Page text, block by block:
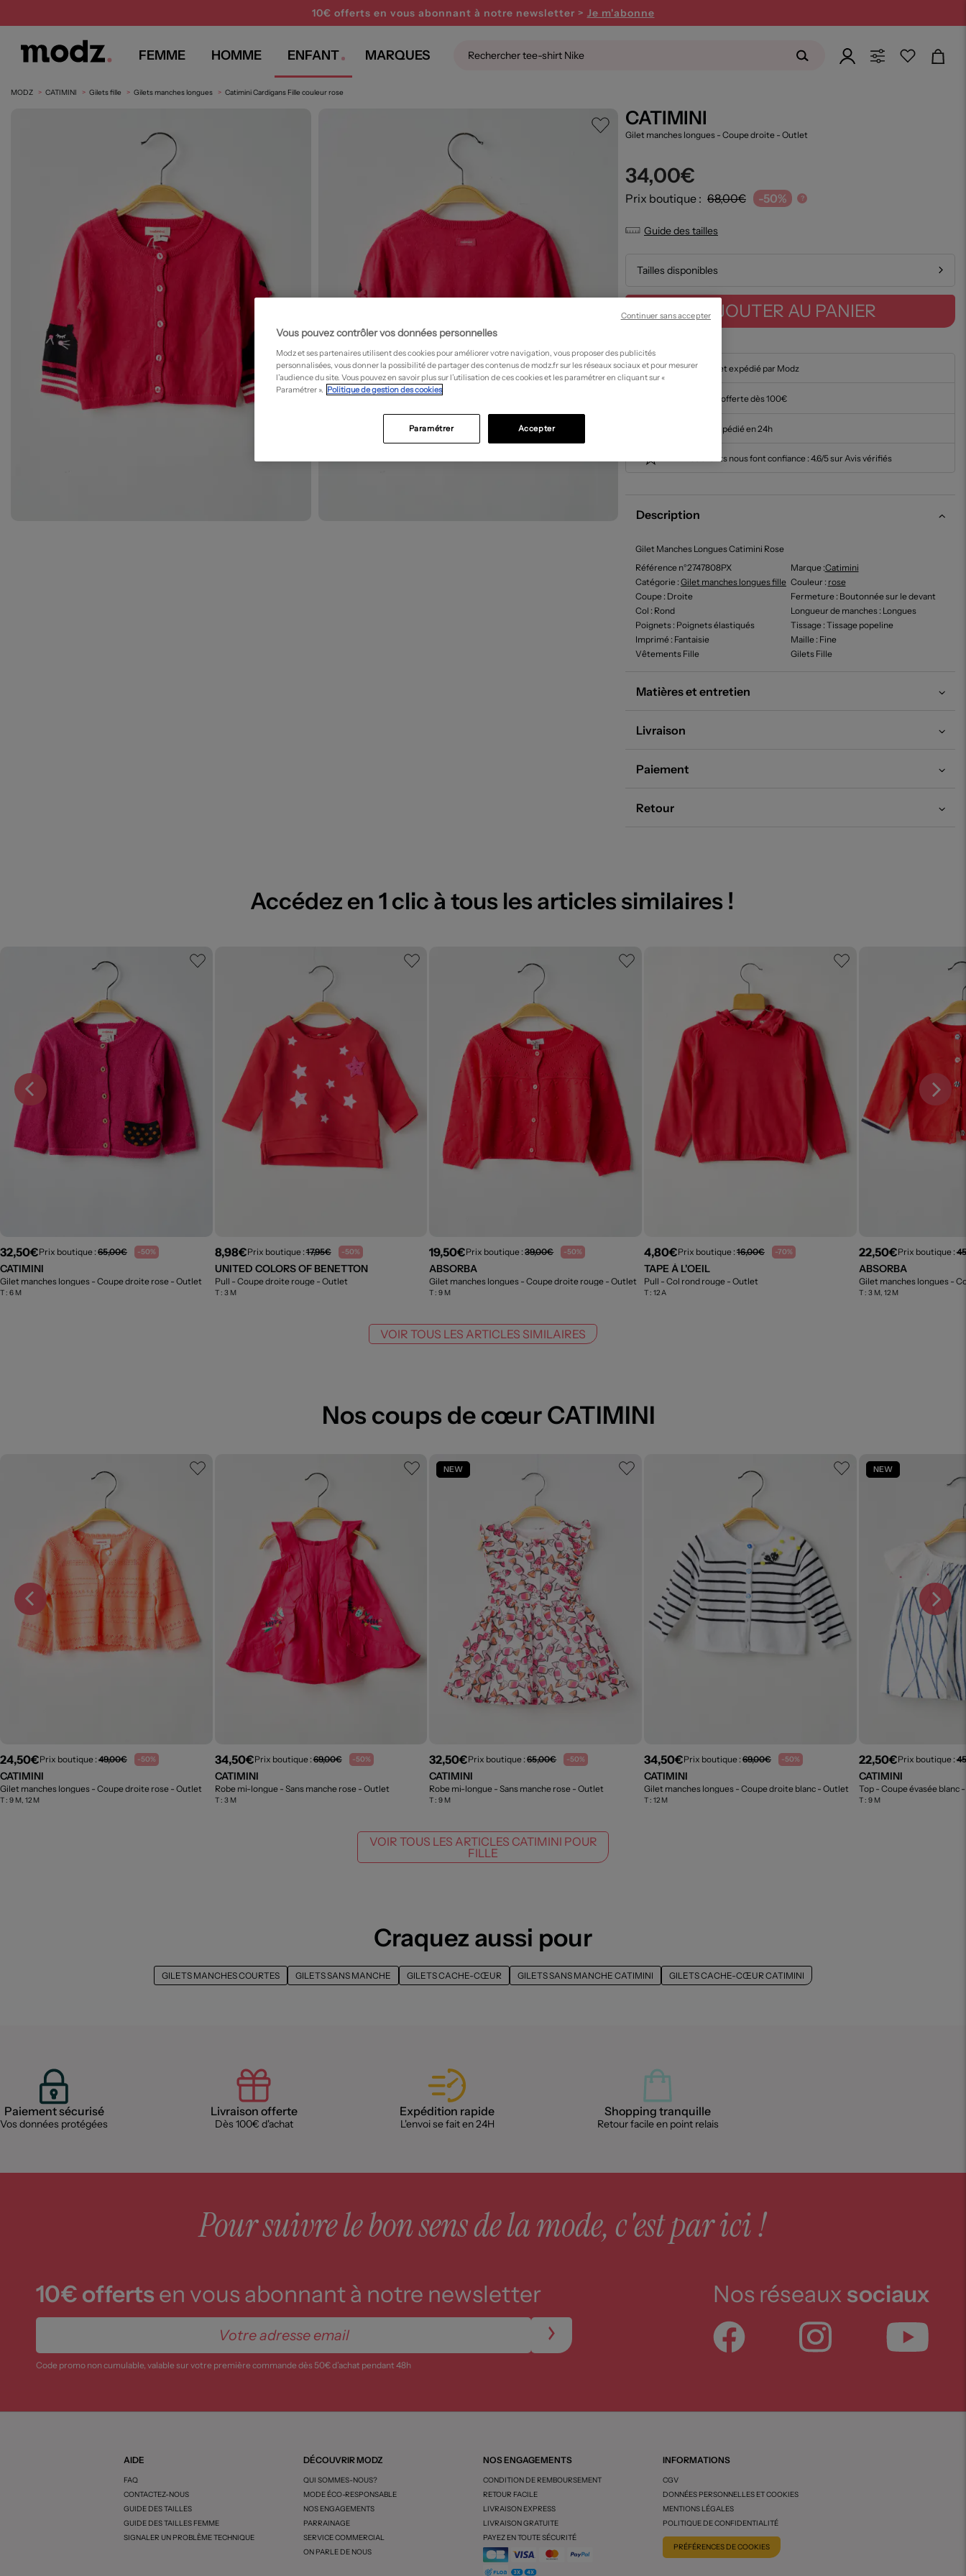
10€ offerts en vous abonnant à notre newsletter > Je m'abonne
FEMME HOMME ENFANT MARQUES
MODZ CATIMINI Gilets fille Gilets manches longues Catimini Cardigans Fille couleur rose
CATIMINI
Gilet manches longues - Coupe droite - Outlet
34,00€
Prix boutique : 68,00€ -50% ?
Guide des tailles
Tailles disponibles
AJOUTER AU PANIER
En stock et expédié par Modz
Livraison offerte dès 100€
Article expédié en 24h
Nos clients nous font confiance : 4.6/5 sur Avis vérifiés
Description
Gilet Manches Longues Catimini Rose
Référence n°2747808PX
Marque :Catimini
Catégorie : Gilet manches longues fille Couleur : rose
Coupe : Droite Fermeture: Boutonnée sur le devant
Col : Rond Longueur de manches: Longues
Poignets : Poignets élastiqués Tissage: Tissage popeline
Imprimé : Fantaisie Maille: Fine
Vêtements Fille
Gilets Fille
Matières et entretien
Livraison
Paiement
Retour
Accédez en 1 clic à tous les articles similaires !
32,50€Prix boutique : 65,00€ -50%
CATIMINI
Gilet manches longues - Coupe droite rose - Outlet
T : 6 M
8,98€Prix boutique :17,95€ -50%
UNITED COLORS OF BENETTON
Pull - Coupe droite rouge - Outlet
T : 3 M
19,50€Prix boutique :39,00€ -50%
ABSORBA
Gilet manches longues - Coupe droite rouge - Outlet
T :9 M
4,80€Prix boutique :16,00€ -70%
TAPE À L'OEIL
Pull - Col rond rouge - Outlet
T :12 A
22,50€Prix boutique :
ABSORBA
Gilet manches longues -
T : 3 M, 12 M
VOIR TOUS LES ARTICLES SIMILAIRES
Nos coups de cœur CATIMINI
24,50€Prix boutique : 49,00€ -50%
CATIMINI
Gilet manches longues - Coupe droite rose - Outlet
T : 9 M, 12 M
34,50€Prix boutique :69,00€ -50%
CATIMINI
Robe mi-longue - Sans manche rose - Outlet
T : 3 M
NEW
32,50€Prix boutique :65,00€ -50%
CATIMINI
Robe mi-longue - Sans manche rose - Outlet
T :9 M
34,50€Prix boutique :69,00€ -50%
CATIMINI
Gilet manches longues - Coupe droite blanc - Outlet
T :12 M
NEW
22,50€Prix boutique :
CATIMINI
Top - Coupe évasée blanc
T : 9 M
VOIR TOUS LES ARTICLES CATIMINI POUR
FILLE
Craquez aussi pour
GILETS MANCHES COURTES GILETS SANS MANCHE GILETS CACHE-CŒUR GILETS SANS MANCHE CATIMINI GILETS CACHE-CŒUR CATIMINI
Paiement sécurisé
Vos données protégées
Livraison offerte
Dès 100€ d'achat
Expédition rapide
L'envoi se fait en 24H
Shopping tranquille
Retour facile en point relais
Pour suivre le bon sens de la mode, c'est par ici !
10€ offerts en vous abonnant à notre newsletter
Code promo non cumulable, valable sur votre première commande dès 50€ d’achat pendant 48h
Nos réseaux sociaux
AIDE
FAQ
CONTACTEZ-NOUS
GUIDE DES TAILLES
GUIDE DES TAILLES FEMME
SIGNALER UN PROBLÈME TECHNIQUE
DÉCOUVRIR MODZ
QUI SOMMES-NOUS?
MODE ÉCO-RESPONSABLE
NOS ENGAGEMENTS
PARRAINAGE
SERVICE COMMERCIAL
ON PARLE DE NOUS
NOS ENGAGEMENTS
CONDITION DE REMBOURSEMENT
RETOUR FACILE
LIVRAISON EXPRESS
LIVRAISON GRATUITE
PAYEZ EN TOUTE SÉCURITÉ
INFORMATIONS
CGV
DONNÉES PERSONNELLES ET COOKIES
MENTIONS LÉGALES
POLITIQUE DE CONFIDENTIALITÉ
PRÉFÉRENCES DE COOKIES
Vous pouvez contrôler vos données personnelles
Modz et ses partenaires utilisent des cookies pour améliorer votre navigation, vous proposer des publicités
personnalisées, vous donner la possibilité de partager des contenus de modz.fr sur les réseaux sociaux et pour mesurer
l’audience du site. Vous pouvez en savoir plus sur l’utilisation de ces cookies et les paramétrer en cliquant sur «
Paramétrer ». Politique de gestion des cookies
Accepter
Paramétrer
Continuer sans accepter